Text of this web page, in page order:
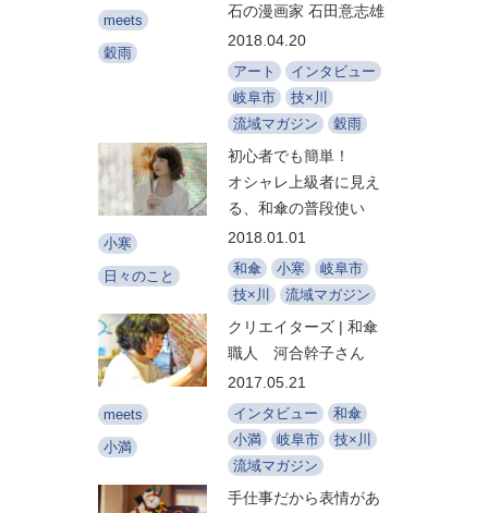
meets
穀雨
石の漫画家 石田意志雄
2018.04.20
アート
インタビュー
岐阜市
技×川
流域マガジン
穀雨
小寒
日々のこと
初心者でも簡単！
オシャレ上級者に見え
る、和傘の普段使い
2018.01.01
和傘 小寒
岐阜市
技×川
流域マガジン
meets
小満
クリエイターズ | 和傘
職人 河合幹子さん
2017.05.21
インタビュー
和傘
小満
岐阜市
技×川
流域マガジン
手仕事だから表情があ